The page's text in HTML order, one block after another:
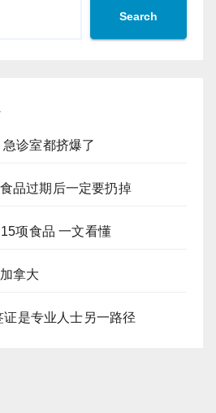
Search
诊室都挤爆了
品过期后一定要扔掉
项食品 一文看懂
拿大
是专业人士另一路径